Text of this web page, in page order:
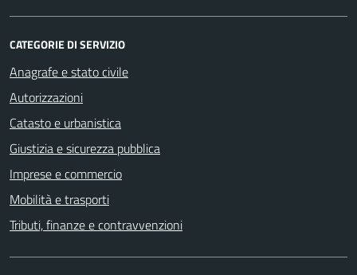
CATEGORIE DI SERVIZIO
Anagrafe e stato civile
Autorizzazioni
Catasto e urbanistica
Giustizia e sicurezza pubblica
Imprese e commercio
Mobilità e trasporti
Tributi, finanze e contravvenzioni